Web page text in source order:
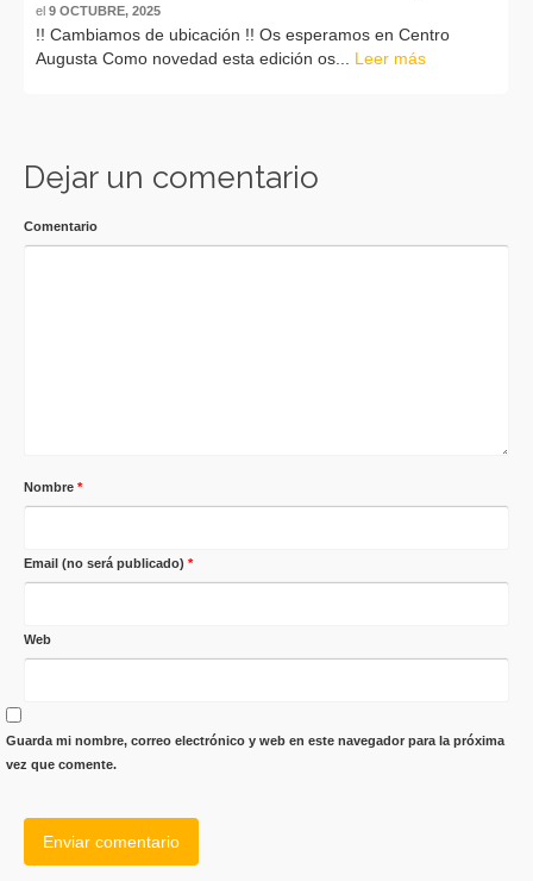
el 9 OCTUBRE, 2025
!! Cambiamos de ubicación !! Os esperamos en Centro
Augusta Como novedad esta edición os... Leer más
Dejar un comentario
Comentario
Nombre *
Email (no será publicado) *
Web
Guarda mi nombre, correo electrónico y web en este navegador para la próxima
vez que comente.